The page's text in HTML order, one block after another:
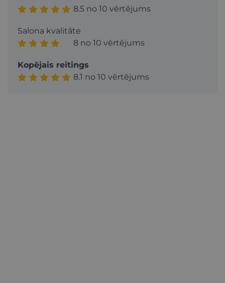
8.5 no 10 vērtējums
Salona kvalitāte
8 no 10 vērtējums
Kopējais reitings
8.1 no 10 vērtējums